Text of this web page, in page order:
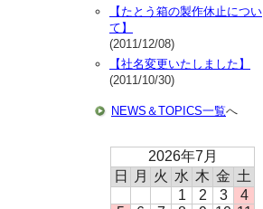
【たとう箱の製作休止につい
て】
(2011/12/08)
【社名変更いたしました】
(2011/10/30)
NEWS＆TOPICS一覧へ
2026年7月
日
月 火 水 木 金 土
1
2 3
4